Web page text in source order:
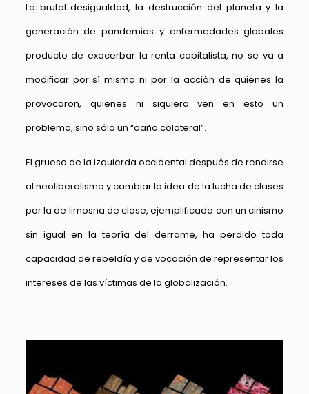
La brutal desigualdad, la destrucción del planeta y la
generación de pandemias y enfermedades globales
producto de exacerbar la renta capitalista, no se va a
modificar por sí misma ni por la acción de quienes la
provocaron, quienes ni siquiera ven en esto un
problema, sino sólo un “daño colateral”.
El grueso de la izquierda occidental después de rendirse
al neoliberalismo y cambiar la idea de la lucha de clases
por la de limosna de clase, ejemplificada con un cinismo
sin igual en la teoría del derrame, ha perdido toda
capacidad de rebeldía y de vocación de representar los
intereses de las víctimas de la globalización.